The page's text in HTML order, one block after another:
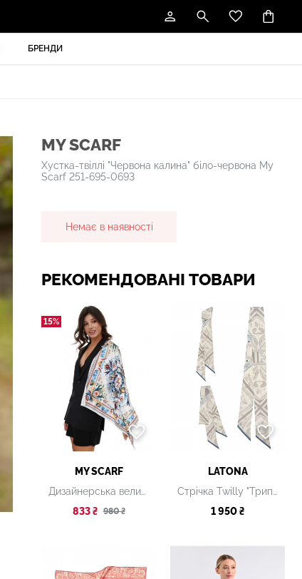
БРЕНДИ
MY SCARF
Хустка-твіллі "Червона калина" біло-червона My
Scarf 251-695-0693
Немає в наявності
РЕКОМЕНДОВАНІ ТОВАРИ
15%
MY SCARF
Дизайнерська велика хустка "Казковий орнамент"
833 ₴ 980 ₴
LATONA
Стрічка Twilly "Трипільські орнаменти. Grey", 8 х 160 см
1 950 ₴